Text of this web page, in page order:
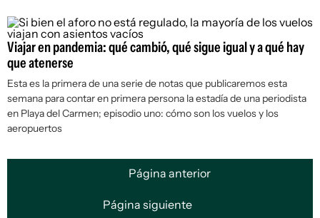
Viajar en pandemia: qué cambió, qué sigue igual y a qué hay
que atenerse
Esta es la primera de una serie de notas que publicaremos esta
semana para contar en primera persona la estadía de una periodista
en Playa del Carmen; episodio uno: cómo son los vuelos y los
aeropuertos
Página anterior
Página siguiente